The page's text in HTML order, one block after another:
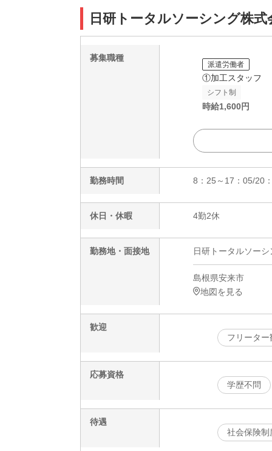
日研トータルソーシング株
募集職種
派遣労働者
①加工スタッフ
シフト制
時給1,600円
勤務時間 8：25～17：05/20
休日・休暇 4勤2休
勤務地・面接地 日研トータルソー
島根県安来市
地図を見る
歓迎
フリーター
応募資格
学歴不問
待遇
社会保険制